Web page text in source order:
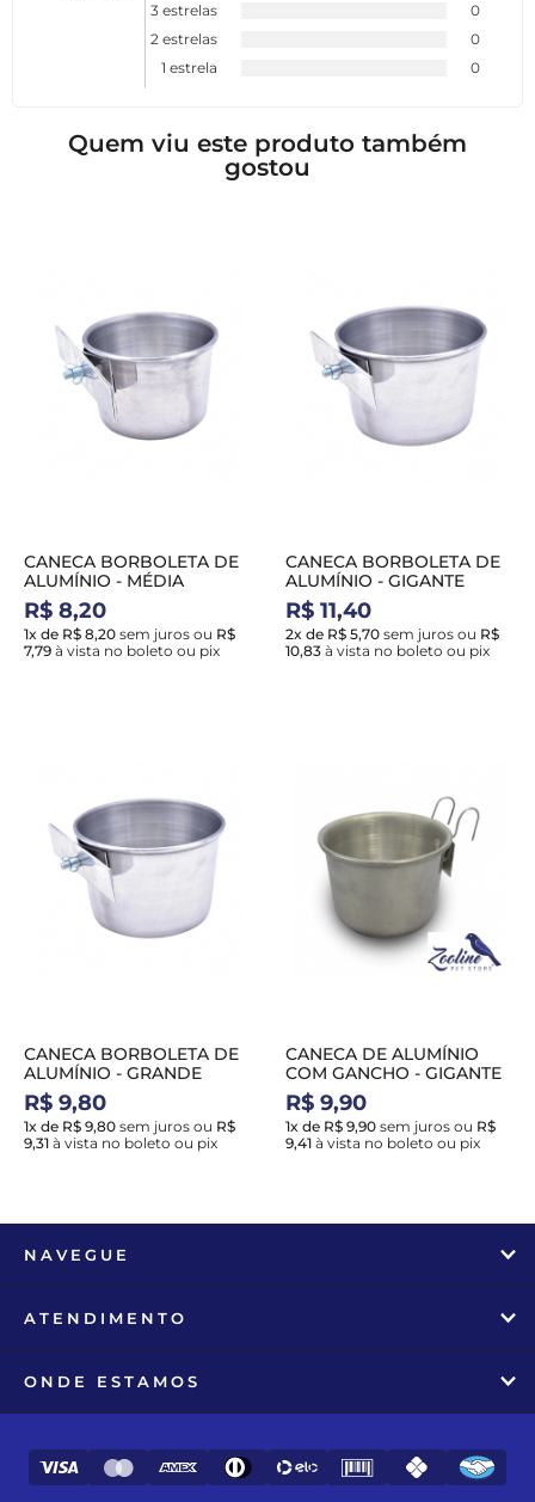
3 estrelas
0
2 estrelas
0
1 estrela
0
Quem viu este produto também
gostou
CANECA BORBOLETA DE
ALUMÍNIO - MÉDIA
R$ 8,20
1x de R$ 8,20 sem juros ou R$
7,79 à vista no boleto ou pix
CANECA BORBOLETA DE
ALUMÍNIO - GIGANTE
R$ 11,40
2x de R$ 5,70 sem juros ou R$
10,83 à vista no boleto ou pix
CANECA BORBOLETA DE
ALUMÍNIO - GRANDE
R$ 9,80
1x de R$ 9,80 sem juros ou R$
9,31 à vista no boleto ou pix
CANECA DE ALUMÍNIO
COM GANCHO - GIGANTE
R$ 9,90
1x de R$ 9,90 sem juros ou R$
9,41 à vista no boleto ou pix
NAVEGUE
ATENDIMENTO
ONDE ESTAMOS